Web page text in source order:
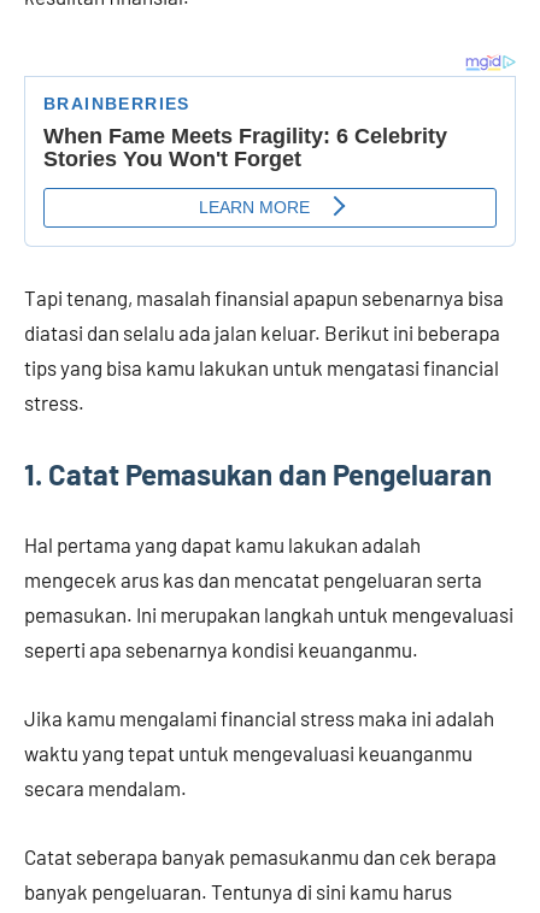
Tapi tenang, masalah finansial apapun sebenarnya bisa
diatasi dan selalu ada jalan keluar. Berikut ini beberapa
tips yang bisa kamu lakukan untuk mengatasi financial
stress.
1. Catat Pemasukan dan Pengeluaran
Hal pertama yang dapat kamu lakukan adalah
mengecek arus kas dan mencatat pengeluaran serta
pemasukan. Ini merupakan langkah untuk mengevaluasi
seperti apa sebenarnya kondisi keuanganmu.
Jika kamu mengalami financial stress maka ini adalah
waktu yang tepat untuk mengevaluasi keuanganmu
secara mendalam.
Catat seberapa banyak pemasukanmu dan cek berapa
banyak pengeluaran. Tentunya di sini kamu harus